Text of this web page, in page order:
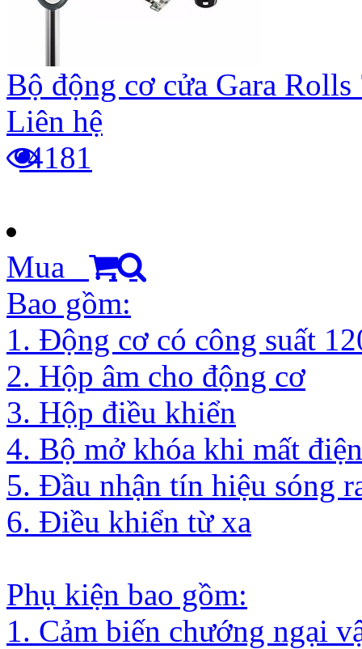
Bộ động cơ cửa Gara
Liên hệ
4181
Mua
Bao gồm:
1. Động cơ có công suất
2. Hộp âm cho động cơ
3. Hộp điều khiển
4. Bộ mở khóa khi mất điện
5. Đầu nhận tín hiệu sóng
6. Điều khiển từ xa
Phụ kiện bao gồm:
1. Cảm biến chướng ngại